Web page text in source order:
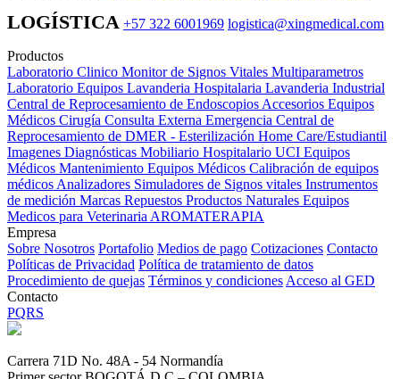
LOGÍSTICA +57 322 6001969 logistica@xingmedical.com
Productos
Laboratorio Clinico Monitor de Signos Vitales Multiparametros
Laboratorio Equipos Lavanderia Hospitalaria Lavanderia Industrial
Central de Reprocesamiento de Endoscopios Accesorios Equipos
Médicos Cirugía Consulta Externa Emergencia Central de
Reprocesamiento de DMER - Esterilización Home Care/Estudiantil
Imagenes Diagnósticas Mobiliario Hospitalario UCI Equipos
Médicos Mantenimiento Equipos Médicos Calibración de equipos
médicos Analizadores Simuladores de Signos vitales Instrumentos
de medición Marcas Repuestos Productos Naturales Equipos
Medicos para Veterinaria AROMATERAPIA
Empresa
Sobre Nosotros Portafolio Medios de pago Cotizaciones Contacto
Políticas de Privacidad Política de tratamiento de datos
Procedimiento de quejas Términos y condiciones Acceso al GED
Contacto
PQRS
Carrera 71D No. 48A - 54 Normandía